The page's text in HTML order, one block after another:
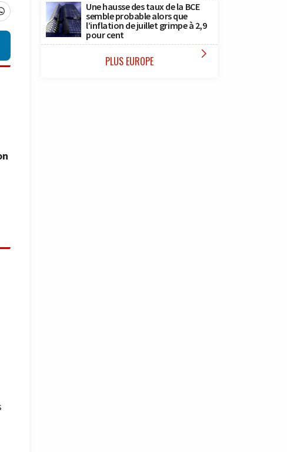
Une hausse des taux de la BCE
semble probable alors que
l’inflation de juillet grimpe à 2,9
pour cent
PLUS EUROPE 